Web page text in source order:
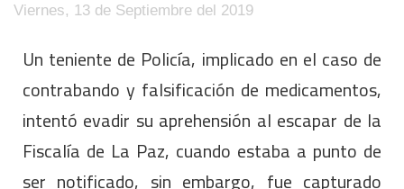
Viernes, 13 de Septiembre del 2019
Un teniente de Policía, implicado en el caso de
contrabando y falsificación de medicamentos,
intentó evadir su aprehensión al escapar de la
Fiscalía de La Paz, cuando estaba a punto de
ser notificado, sin embargo, fue capturado